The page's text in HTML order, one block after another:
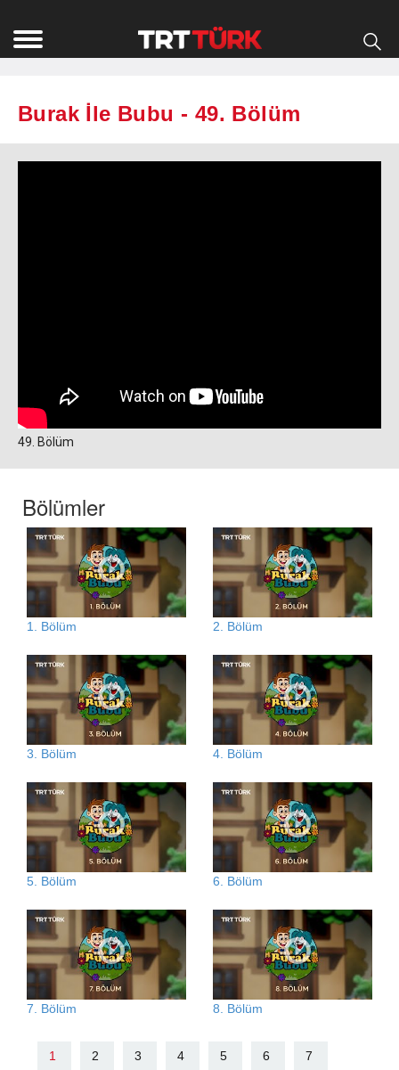
Burak İle Bubu - 49. Bölüm
49. Bölüm
Bölümler
1. Bölüm 2. Bölüm
3. Bölüm 4. Bölüm
5. Bölüm 6. Bölüm
7. Bölüm 8. Bölüm
1 2 3 4 5 6 7